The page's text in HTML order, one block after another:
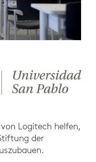
Logitech helfen,
der